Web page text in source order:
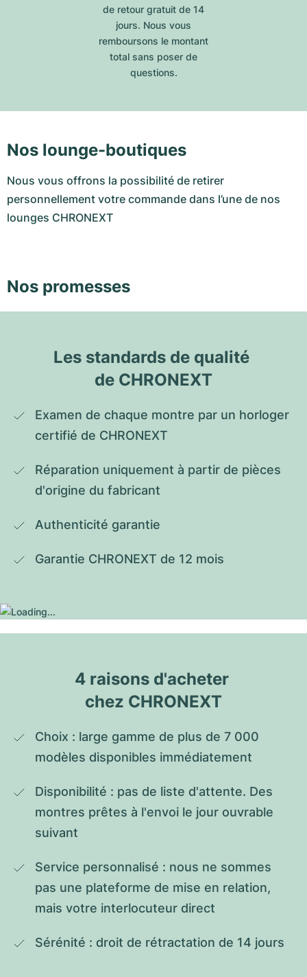
de retour gratuit de 14
jours. Nous vous
remboursons le montant
total sans poser de
questions.
Nos lounge-boutiques
Nous vous offrons la possibilité de retirer
personnellement votre commande dans l’une de nos
lounges CHRONEXT
Nos promesses
Les standards de qualité
de CHRONEXT
Examen de chaque montre par un horloger
certifié de CHRONEXT
Réparation uniquement à partir de pièces
d'origine du fabricant
Authenticité garantie
Garantie CHRONEXT de 12 mois
4 raisons d'acheter
chez CHRONEXT
Choix : large gamme de plus de 7 000
modèles disponibles immédiatement
Disponibilité : pas de liste d'attente. Des
montres prêtes à l'envoi le jour ouvrable
suivant
Service personnalisé : nous ne sommes
pas une plateforme de mise en relation,
mais votre interlocuteur direct
Sérénité : droit de rétractation de 14 jours